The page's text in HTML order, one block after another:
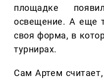
площадке
освещение. А еще
своя форма, в
турнирах.
Сам Артем